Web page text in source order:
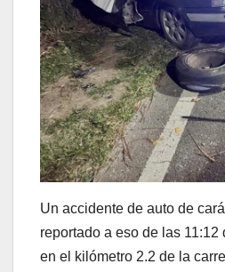
Un accidente de auto de
reportado a eso de las 11:12
en el kilómetro 2.2 de la